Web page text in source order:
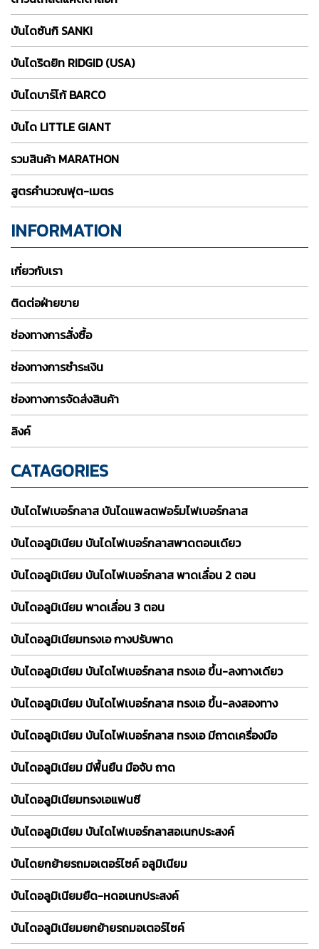
บันไดซันกิ SANKI
บันไดริดยิท RIDGID (USA)
บันไดบาร์โก้ BARCO
บันได LITTLE GIANT
รวมสินค้า MARATHON
สูตรคำนวณฟุต-เมตร
INFORMATION
เกี่ยวกับเรา
ติดต่อฝ่ายขาย
ช่องทางการสั่งซื้อ
ช่องทางการชำระเงิน
ช่องทางการจัดส่งสินค้า
ลิงค์
CATAGORIES
บันไดไฟเบอร์กลาส บันไดแพลตฟอร์มไฟเบอร์กลาส
บันไดอลูมิเนียม บันไดไฟเบอร์กลาสพาดตอนเดียว
บันไดอลูมิเนียม บันไดไฟเบอร์กลาส พาดเลื่อน 2 ตอน
บันไดอลูมิเนียม พาดเลื่อน 3 ตอน
บันไดอลูมิเนียมทรงเอ กางปรับพาด
บันไดอลูมิเนียม บันไดไฟเบอร์กลาส ทรงเอ ขึ้น-ลงทางเดียว
บันไดอลูมิเนียม บันไดไฟเบอร์กลาส ทรงเอ ขึ้น-ลงสองทาง
บันไดอลูมิเนียม บันไดไฟเบอร์กลาส ทรงเอ มีถาดเครื่องมือ
บันไดอลูมิเนียม มีพื้นยืน มือจับ ถาด
บันไดอลูมิเนียมทรงเอแฟนซี
บันไดอลูมิเนียม บันไดไฟเบอร์กลาสอเนกประสงค์
บันไดยกย้ายรถมอเตอร์ไซค์ อลูมิเนียม
บันไดอลูมิเนียมยืด-หดอเนกประสงค์
บันไดอลูมิเนียมยกย้ายรถมอเตอร์ไซค์